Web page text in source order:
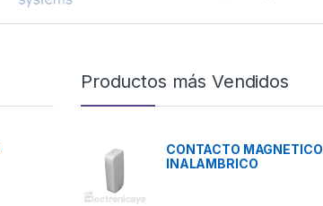
Productos más Vendidos
CONTACTO MAGNETICO
INALAMBRICO